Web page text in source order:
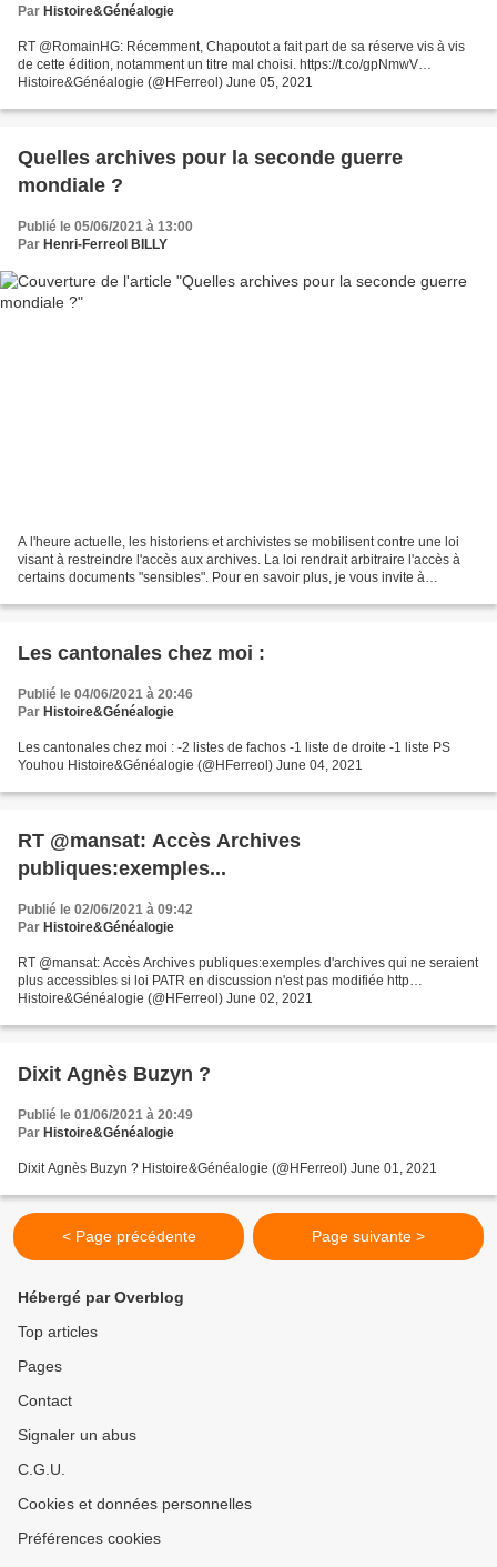
Par Histoire&Généalogie
RT @RomainHG: Récemment, Chapoutot a fait part de sa réserve vis à vis
de cette édition, notamment un titre mal choisi. https://t.co/gpNmwV…
Histoire&Généalogie (@HFerreol) June 05, 2021
Quelles archives pour la seconde guerre
mondiale ?
Publié le 05/06/2021 à 13:00
Par Henri-Ferreol BILLY
A l'heure actuelle, les historiens et archivistes se mobilisent contre une loi
visant à restreindre l'accès aux archives. La loi rendrait arbitraire l'accès à
certains documents "sensibles". Pour en savoir plus, je vous invite à
Les cantonales chez moi :
Publié le 04/06/2021 à 20:46
Par Histoire&Généalogie
Les cantonales chez moi : -2 listes de fachos -1 liste de droite -1 liste PS
Youhou Histoire&Généalogie (@HFerreol) June 04, 2021
RT @mansat: Accès Archives
publiques:exemples...
Publié le 02/06/2021 à 09:42
Par Histoire&Généalogie
RT @mansat: Accès Archives publiques:exemples d'archives qui ne seraient
plus accessibles si loi PATR en discussion n'est pas modifiée http…
Histoire&Généalogie (@HFerreol) June 02, 2021
Dixit Agnès Buzyn ?
Publié le 01/06/2021 à 20:49
Par Histoire&Généalogie
Dixit Agnès Buzyn ? Histoire&Généalogie (@HFerreol) June 01, 2021
< Page précédente Page suivante >
Hébergé par Overblog
Top articles
Pages
Contact
Signaler un abus
C.G.U.
Cookies et données personnelles
Préférences cookies